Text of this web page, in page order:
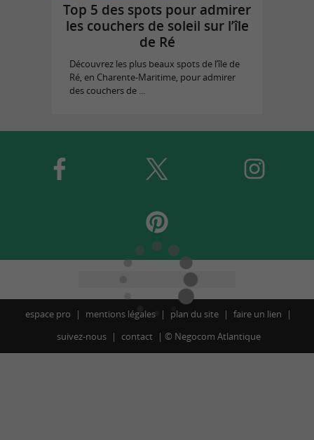
Top 5 des spots pour admirer
les couchers de soleil sur l’île
de Ré
Découvrez les plus beaux spots de l’île de
Ré, en Charente-Maritime, pour admirer
des couchers de ...
espace pro mentions légales plan du site
faire un lien
suivez-nous
contact © Negocom Atlantique